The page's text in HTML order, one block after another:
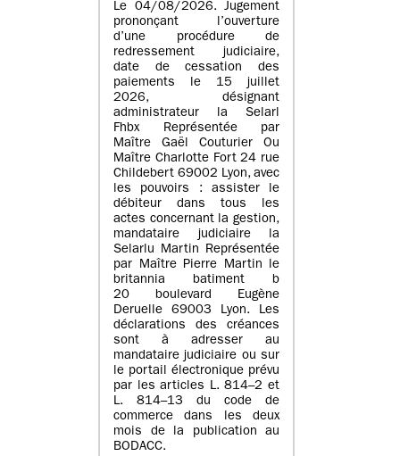
Le 04/08/2026. Jugement
prononçant l’ouverture
d’une procédure de
redressement judiciaire,
date de cessation des
paiements le 15 juillet
2026, désignant
administrateur la Selarl
Fhbx Représentée par
Maître Gaël Couturier Ou
Maître Charlotte Fort 24 rue
Childebert 69002 Lyon, avec
les pouvoirs : assister le
débiteur dans tous les
actes concernant la gestion,
mandataire judiciaire la
Selarlu Martin Représentée
par Maître Pierre Martin le
britannia batiment b
20 boulevard Eugène
Deruelle 69003 Lyon. Les
déclarations des créances
sont à adresser au
mandataire judiciaire ou sur
le portail électronique prévu
par les articles L. 814–2 et
L. 814–13 du code de
commerce dans les deux
mois de la publication au
BODACC.